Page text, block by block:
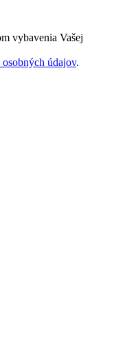
vybavenia Vašej
osobných údajov.